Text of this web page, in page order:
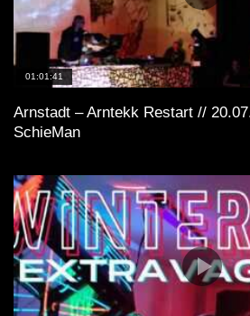
01:01:41
Arnstadt – Arntekk Restart //
SchieMan